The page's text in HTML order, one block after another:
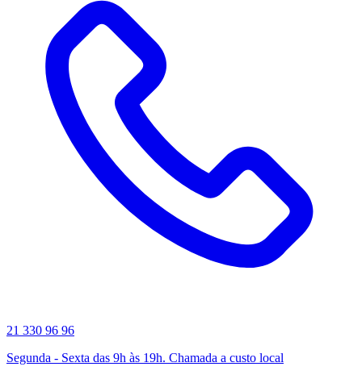
21 330 96 96
Segunda - Sexta das 9h às 19h. Chamada a custo local